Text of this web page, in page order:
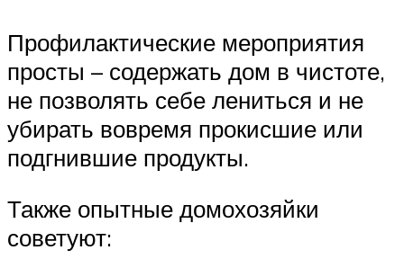
Профилактические мероприятия
просты – содержать дом в чистоте,
не позволять себе лениться и не
убирать вовремя прокисшие или
подгнившие продукты.
Также опытные домохозяйки
советуют: